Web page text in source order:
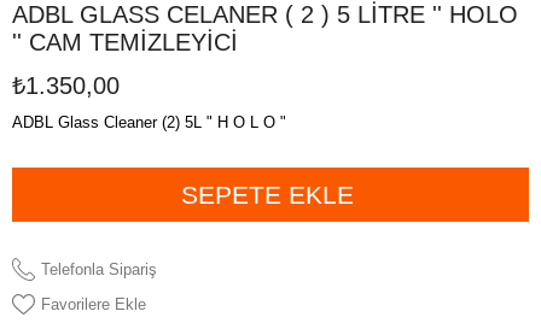
ADBL GLASS CELANER ( 2 ) 5 LİTRE '' HOLO
'' CAM TEMİZLEYİCİ
₺1.350,00
ADBL Glass Cleaner (2) 5L " H O L O "
Telefonla Sipariş
Favorilere Ekle